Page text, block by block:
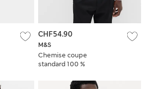
M&S
Chemise coupe
standard 100 %
CHF54.90